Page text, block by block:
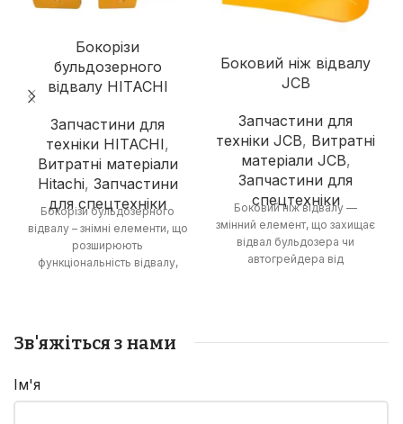
Бокорізи
бульдозерного
відвалу HITACHI
Запчастини для
техніки HITACHI,
Витратні матеріали
Hitachi, Запчастини
для спецтехніки
Бокорізи бульдозерного
відвалу – знімні елементи, що
розширюють
функціональність відвалу,
Боковий ніж відвалу
JCB
Запчастини для
техніки JCB, Витратні
матеріали JCB,
Запчастини для
спецтехніки
Боковий ніж відвалу —
змінний елемент, що захищає
відвал бульдозера чи
автогрейдера від
Зв'яжіться з нами
Ім'я